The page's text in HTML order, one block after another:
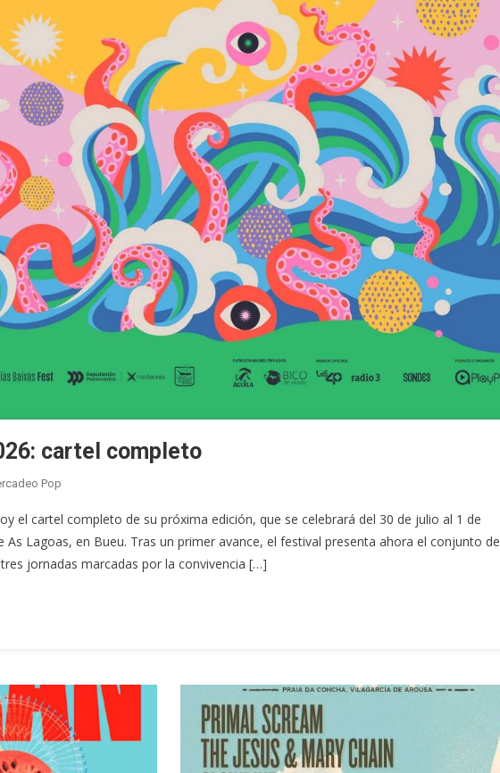
cartel completo
Pop
el cartel completo de su próxima edición, que se celebrará del 30 de julio al 1 de
Lagoas, en Bueu. Tras un primer avance, el festival presenta ahora el conjunto de
jornadas marcadas por la convivencia […]